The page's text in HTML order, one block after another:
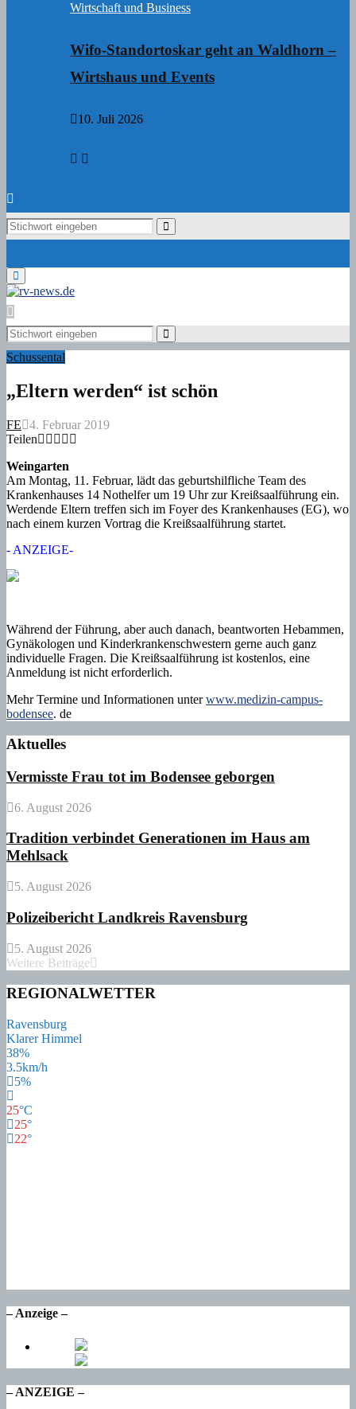
Wirtschaft und Business
Wifo-Standortoskar geht an Waldhorn –
Wirtshaus und Events
10. Juli 2026
Search
Search
Primary
Menu
Search
for:
Search
Schussental
„Eltern werden“ ist schön
FE
4. Februar 2019
Teilen
Weingarten
Am Montag, 11. Februar, lädt das geburtshilfliche Team des
Krankenhauses 14 Nothelfer um 19 Uhr zur Kreißsaalführung ein.
Werdende Eltern treffen sich im Foyer des Krankenhauses (EG), wo
nach einem kurzen Vortrag die Kreißsaalführung startet.
- ANZEIGE-
Während der Führung, aber auch danach, beantworten Hebammen,
Gynäkologen und Kinderkrankenschwestern gerne auch ganz
individuelle Fragen. Die Kreißsaalführung ist kostenlos, eine
Anmeldung ist nicht erforderlich.
Mehr Termine und Informationen unterwww.medizin-campus-
bodensee. de
Aktuelles
Vermisste Frau tot im Bodensee geborgen
6. August 2026
Tradition verbindet Generationen im Haus am
Mehlsack
5. August 2026
Polizeibericht Landkreis Ravensburg
5. August 2026
Weitere Beiträge
REGIONALWETTER
Ravensburg
Klarer Himmel
38%
3.5km/h
5%
25°C
25°
22°
– Anzeige –
– ANZEIGE –